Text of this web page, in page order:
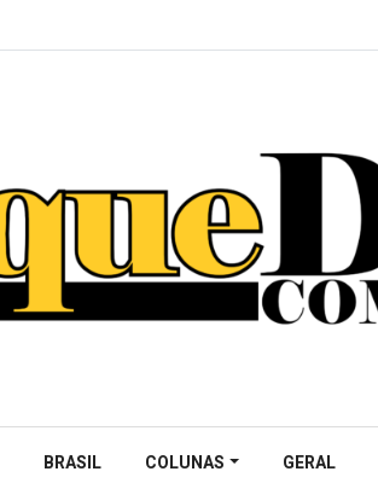
BRASIL COLUNAS GERAL